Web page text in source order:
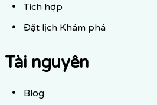
Tích hợp
Đặt lịch Khám phá
Tài nguyên
Blog